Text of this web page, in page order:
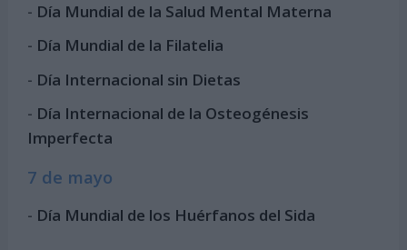
- Día Mundial de la Salud Mental Materna
- Día Mundial de la Filatelia
- Día Internacional sin Dietas
- Día Internacional de la Osteogénesis
Imperfecta
7 de mayo
- Día Mundial de los Huérfanos del Sida